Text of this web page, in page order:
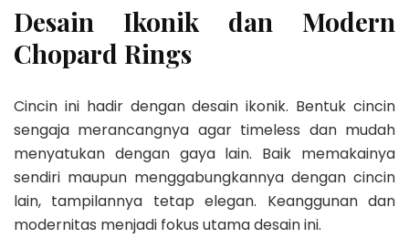
Desain Ikonik dan Modern
Chopard Rings
Cincin ini hadir dengan desain ikonik. Bentuk cincin
sengaja merancangnya agar timeless dan mudah
menyatukan dengan gaya lain. Baik memakainya
sendiri maupun menggabungkannya dengan cincin
lain, tampilannya tetap elegan. Keanggunan dan
modernitas menjadi fokus utama desain ini.